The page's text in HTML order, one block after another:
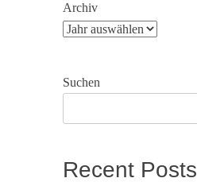
Archiv
Suchen
Recent Posts